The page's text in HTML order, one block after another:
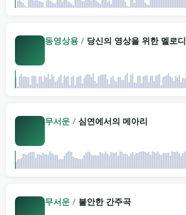
동영상용 / 당신의 영상을 위한 멜로디
무서운 / 심연에서의 메아리
무서운 / 불안한 간주곡